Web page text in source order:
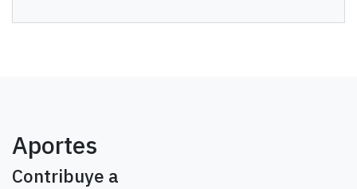
Aportes
Contribuye a